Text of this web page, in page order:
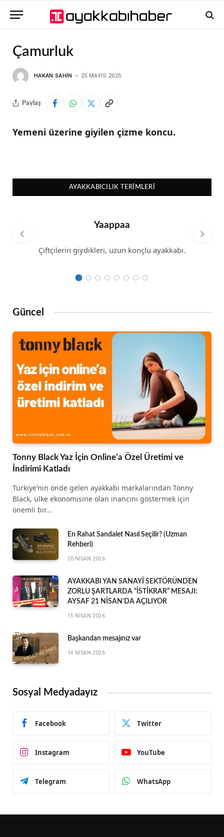
Çamurluk
HAKAN SAHIN 25 MAYIS 2025
Paylaş
Yemeni üzerine giyilen çizme koncu.
AYAKKABICILIK TERIMLERI
Yaappaa
Çiftçilerin giydikleri, uzun konçlu ayakkabı.
Güncel
Tonny Black Yaz İçin Online’a Özel Üretimi ve
İndirimi Katladı
Türkiye’nin önde gelen ayakkabı markalarından Tonny
Black, ülke ekonomisine olan inancını göstermek için
önemli bir…
En Rahat Sandalet Nasıl Seçilir? (Uzman
Rehberi)
20 NISAN 2026
AYAKKABI YAN SANAYİ SEKTÖRÜNDEN
ZORLU ŞARTLARDA “İSTİKRAR” MESAJI:
AYSAF 21 NİSAN’DA AÇILIYOR
15 NISAN 2026
Başkandan mesajınız var
14 NISAN 2026
Sosyal Medyadayız
Facebook Twitter
Instagram YouTube
Telegram WhatsApp